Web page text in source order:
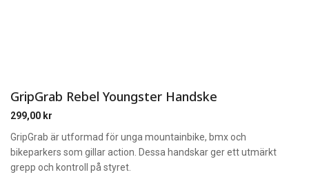
GripGrab Rebel Youngster Handske
299,00 kr
GripGrab är utformad för unga mountainbike, bmx och
bikeparkers som gillar action. Dessa handskar ger ett utmärkt
grepp och kontroll på styret.